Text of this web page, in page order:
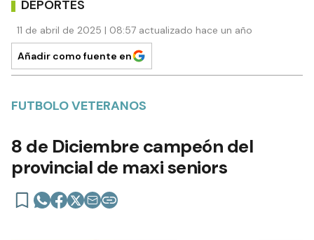
DEPORTES
11 de abril de 2025 | 08:57 actualizado hace un año
Añadir como fuente en
FUTBOLO VETERANOS
8 de Diciembre campeón del
provincial de maxi seniors